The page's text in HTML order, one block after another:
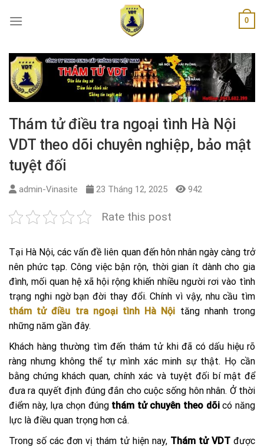
0
Thám tử điều tra ngoại tình Hà Nội
VDT theo dõi chuyên nghiệp, bảo mật
tuyệt đối
admin-Vinasite 23 Tháng 12, 2025 942
Rate this post
Tại Hà Nội, các vấn đề liên quan đến hôn nhân ngày càng trở
nên phức tạp. Công việc bận rộn, thời gian ít dành cho gia
đình, mối quan hệ xã hội rộng khiến nhiều người rơi vào tình
trạng nghi ngờ bạn đời thay đổi. Chính vì vậy, nhu cầu tìm
thám tử điều tra ngoại tình Hà Nội tăng nhanh trong
những năm gần đây.
Khách hàng thường tìm đến thám tử khi đã có dấu hiệu rõ
ràng nhưng không thể tự mình xác minh sự thật. Họ cần
bằng chứng khách quan, chính xác và tuyệt đối bí mật để
đưa ra quyết định đúng đắn cho cuộc sống hôn nhân. Ở thời
điểm này, lựa chọn đúng thám tử chuyên theo dõicó năng
lực là điều quan trọng hơn cả.
Trong số các đơn vị thám tử hiện nay, Thám tử VDT được